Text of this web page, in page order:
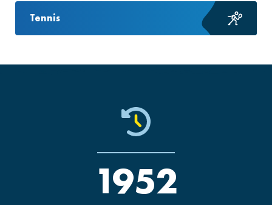
Tennis
1952